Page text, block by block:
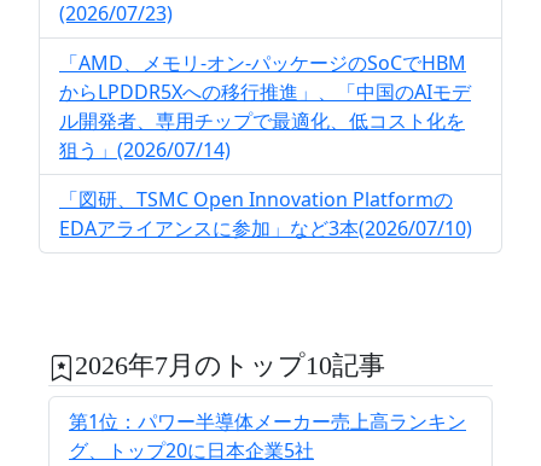
(2026/07/23)
「AMD、メモリ-オン-パッケージのSoCでHBM
からLPDDR5Xへの移行推進」、「中国のAIモデ
ル開発者、専用チップで最適化、低コスト化を
狙う」(2026/07/14)
「図研、TSMC Open Innovation Platformの
EDAアライアンスに参加」など3本(2026/07/10)
2026年7月のトップ10記事
第1位：パワー半導体メーカー売上高ランキン
グ、トップ20に日本企業5社